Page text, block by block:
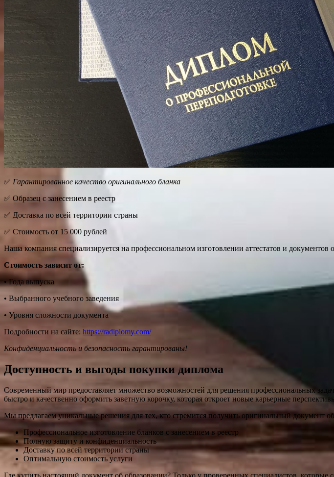
✅ Гарантированное качество оригинального бланка
✅ Образец с занесением в реестр
✅ Доставка по всей территории страны
✅ Стоимость от 15 000 рублей
Наша компания специализируется на профессиональном изготовлении аттестатов и
Стоимость зависит от:
• Года выпуска
• Выбранного учебного заведения
• Уровня сложности документа
Подробности на сайте: https://radiplomy.com/
Конфиденциальность и безопасность гарантированы!
Доступность и выгоды покупки диплома
Современный мир предоставляет множество возможностей для решения профессиональных
быстро и качественно оформить заветную корочку, которая откроет новые карьерные перспективы.
Мы предлагаем уникальные решения для тех, кто стремится получить оригинальный документ
Профессиональное изготовление бланков с занесением в реестр
Полную защиту и конфиденциальность
Доставку по всей территории страны
Оптимальную стоимость услуги
Где купить настоящий документ об образовании? Только у проверенных специалистов,